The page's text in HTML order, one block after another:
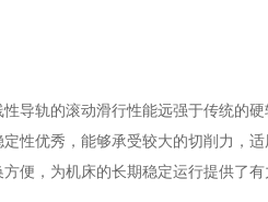
轨的滚动滑行性能远强于传统的硬
性优秀，能够承受较大的切削力，
便，为机床的长期稳定运行提供了有